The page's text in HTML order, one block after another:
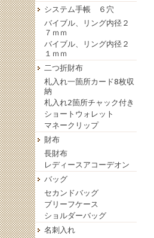
システム手帳 ６穴
バイブル、リング内径２
７ｍｍ
バイブル、リング内径２
１ｍｍ
二つ折財布
札入れ一箇所カード8枚収
納
札入れ2箇所チャック付き
ショートウォレット
マネークリップ
財布
長財布
レディースアコーデオン
バッグ
セカンドバッグ
ブリーフケース
ショルダーバッグ
名刺入れ